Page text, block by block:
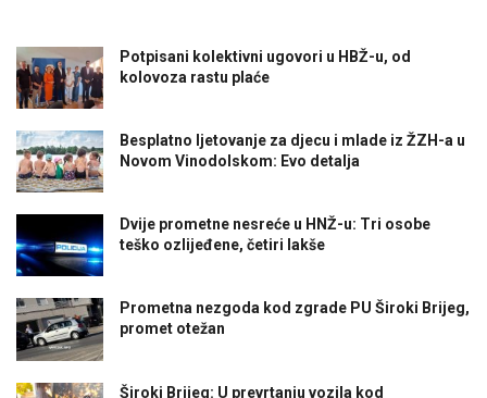
Potpisani kolektivni ugovori u HBŽ-u, od
kolovoza rastu plaće
Besplatno ljetovanje za djecu i mlade iz ŽZH-a u
Novom Vinodolskom: Evo detalja
Dvije prometne nesreće u HNŽ-u: Tri osobe
teško ozlijeđene, četiri lakše
Prometna nezgoda kod zgrade PU Široki Brijeg,
promet otežan
Široki Brijeg: U prevrtanju vozila kod